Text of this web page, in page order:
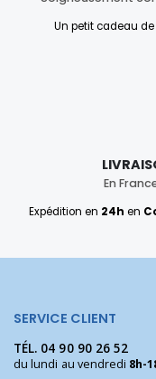
Un petit cadeau
En
Expédition en 24h en
SERVICE CLIENT
TÉL. 04 90 90 26 52
du lundi au vendredi 8h-